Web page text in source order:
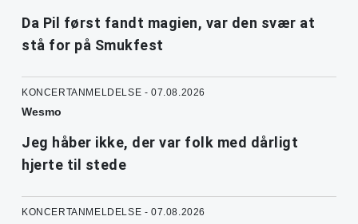
Da Pil først fandt magien, var den svær at
stå for på Smukfest
KONCERTANMELDELSE - 07.08.2026
Wesmo
Jeg håber ikke, der var folk med dårligt
hjerte til stede
KONCERTANMELDELSE - 07.08.2026